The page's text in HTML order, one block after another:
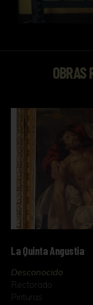
OBRAS
La Quinta Angustia
Desconocido
Rectorado
Pinturas